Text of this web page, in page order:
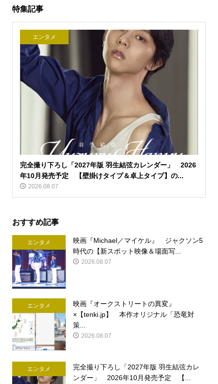
特集記事
エンタメ
完全撮り下ろし「2027年版 羽生結弦カレンダー」 2026
年10月発売予定 【壁掛けタイプ＆卓上タイプ】の...
2026.08.07
おすすめ記事
エンタメ
映画『Michael／マイケル』 ジャクソン5
時代の【新スポット映像＆場面写...
2026.08.07
エンタメ
映画『オークストリートの異変』
×【tenki.jp】 本作オリジナル「恐竜対
策...
2026.08.07
エンタメ
完全撮り下ろし「2027年版 羽生結弦カレ
ンダー」 2026年10月発売予定 【...